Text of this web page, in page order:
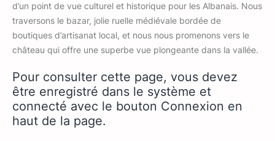
d’un point de vue culturel et historique pour les Albanais. Nous
traversons le bazar, jolie ruelle médiévale bordée de
boutiques d’artisanat local, et nous nous promenons vers le
château qui offre une superbe vue plongeante dans la vallée.
Pour consulter cette page, vous devez
être enregistré dans le système et
connecté avec le bouton Connexion en
haut de la page.